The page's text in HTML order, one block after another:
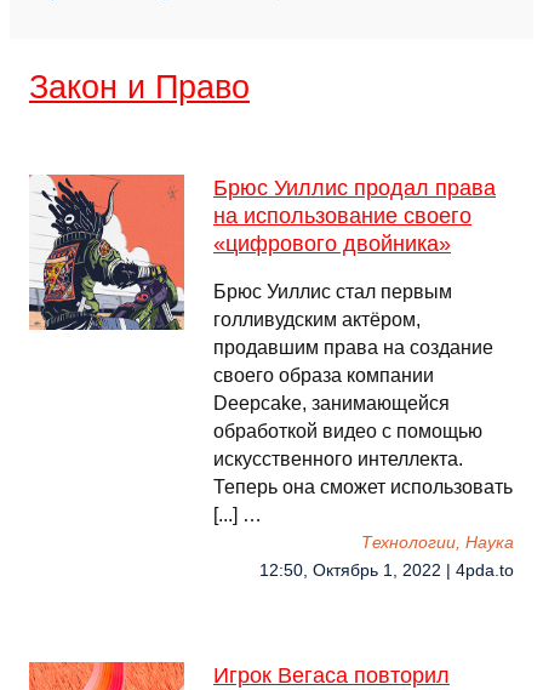
Закон и Право
Брюс Уиллис продал права
на использование своего
«цифрового двойника»
Брюс Уиллис стал первым
голливудским актёром,
продавшим права на создание
своего образа компании
Deepcake, занимающейся
обработкой видео с помощью
искусственного интеллекта.
Теперь она сможет использовать
[...] …
Технологии, Наука
12:50, Октябрь 1, 2022 | 4pda.to
Игрок Вегаса повторил